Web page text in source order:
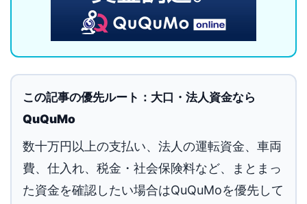
この記事の優先ルート：大口・法人資金なら
QuQuMo
数十万円以上の支払い、法人の運転資金、車両
費、仕入れ、税金・社会保険料など、まとまっ
た資金を確認したい場合はQuQuMoを優先して